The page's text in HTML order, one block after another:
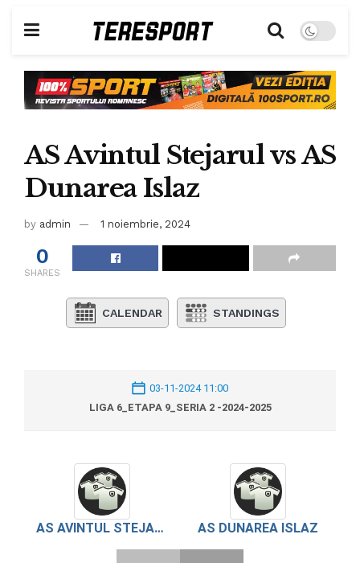
AS Avintul Stejarul vs AS
Dunarea Islaz
by admin 1 noiembrie, 2024
0
SHARES
CALENDAR STANDINGS
03-11-2024 11:00
LIGA 6_ETAPA 9_SERIA 2 -2024-2025
AS AVINTUL STEJARUL AS DUNAREA ISLAZ